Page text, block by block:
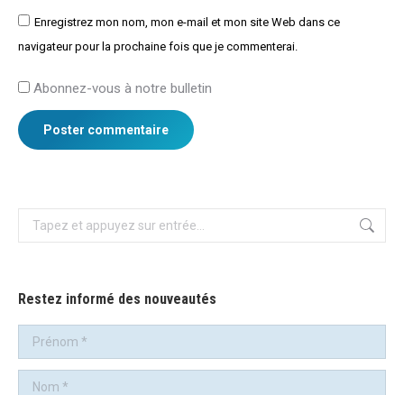
Enregistrez mon nom, mon e-mail et mon site Web dans ce
navigateur pour la prochaine fois que je commenterai.
Abonnez-vous à notre bulletin
Poster commentaire
Recherche
:
Restez informé des nouveautés